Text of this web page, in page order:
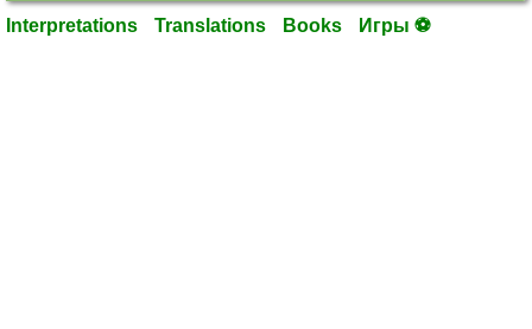
Interpretations Translations Books Игры ⚽